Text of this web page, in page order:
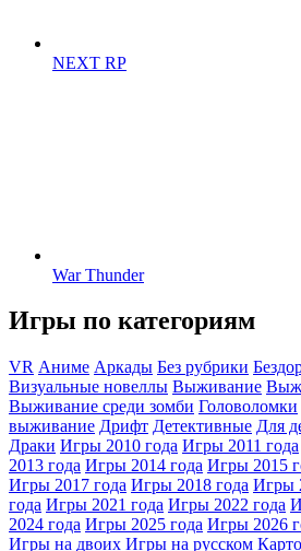
NEXT RP
War Thunder
Игры по категориям
VR Аниме Аркады Без рубрики
Визуальные новеллы Выживание
Выживание среди зомби Головоломки
выживание Дрифт Детективные Для
Драки Игры 2010 года Игры 2011 года
2013 года Игры 2014 года Игры 2015
Игры 2017 года Игры 2018 года Игры
года Игры 2021 года Игры 2022 года
2024 года Игры 2025 года Игры 2026
Игры на двоих Игры на русском